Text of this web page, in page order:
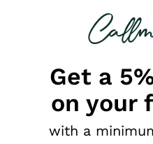
looking for
Get a
on your
with a